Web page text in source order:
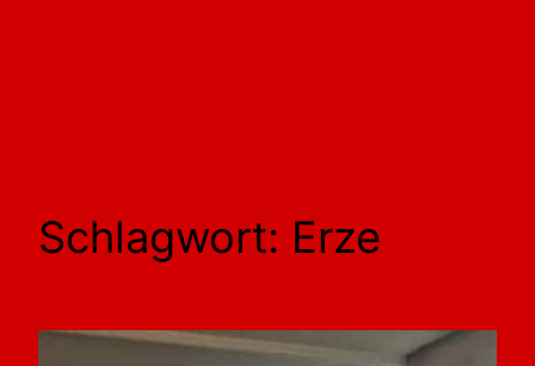
Schlagwort: Erze